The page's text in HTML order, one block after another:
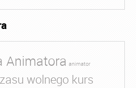
Animatora animator
wolnego kurs